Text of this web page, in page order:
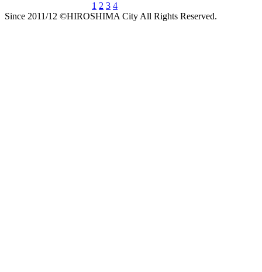
1 2 3 4
Since 2011/12 ©HIROSHIMA City All Rights Reserved.